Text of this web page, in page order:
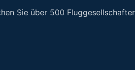
Sie über 500